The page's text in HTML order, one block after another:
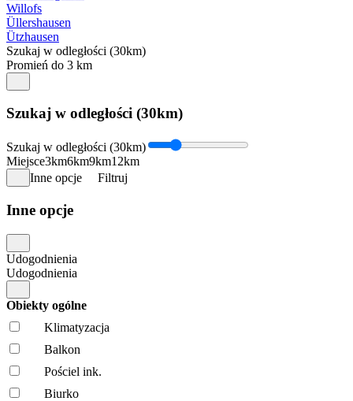
Willofs
Üllershausen
Ützhausen
Szukaj w odległości (30km)
Promień do 3 km
Szukaj w odległości (30km)
Szukaj w odległości (30km)
Miejsce3km6km9km12km
Inne opcje
Filtruj
Inne opcje
Udogodnienia
Udogodnienia
Obiekty ogólne
Klimatyzacja
Balkon
Pościel ink.
Biurko